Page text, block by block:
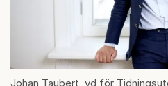
Johan Taubert, vd för